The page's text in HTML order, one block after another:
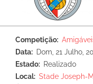
Competição
Data
Dom, 21 Julho,
Estado
Realizado
Local
Stade Joseph-